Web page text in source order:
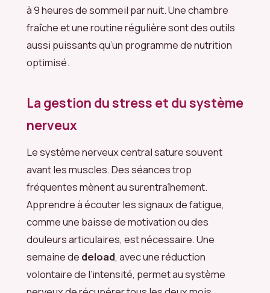
à 9 heures de sommeil par nuit. Une chambre
fraîche et une routine régulière sont des outils
aussi puissants qu’un programme de nutrition
optimisé.
La gestion du stress et du système
nerveux
Le système nerveux central sature souvent
avant les muscles. Des séances trop
fréquentes mènent au surentraînement.
Apprendre à écouter les signaux de fatigue,
comme une baisse de motivation ou des
douleurs articulaires, est nécessaire. Une
semaine de deload, avec une réduction
volontaire de l’intensité, permet au système